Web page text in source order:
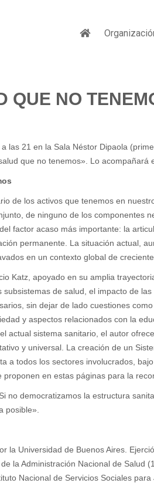
QUE NO
las 21 en la Sala Néstor Dipaola
que no tenemos». Lo acompañará
de los activos que tenemos en
de ninguno de los componentes
factor acaso más importante: la
permanente. La situación actual,
en un contexto global de
Katz, apoyado en su amplia
subsistemas de salud, el impacto de
sin dejar de lado cuestiones
y aspectos relacionados con la
actual sistema sanitario, el autor
y universal. La creación de un
a todos los sectores involucrados,
en estas páginas para la
no democratizamos la estructura
posible».
la Universidad de Buenos Aires.
la Administración Nacional de Salud
Nacional de Servicios Sociales